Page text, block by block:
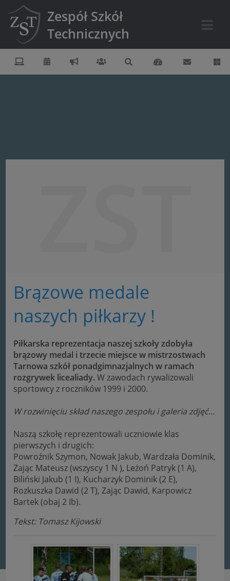
Zespół Szkół
Technicznych
Brązowe medale
naszych piłkarzy !
Piłkarska reprezentacja naszej szkoły zdobyła
brązowy medal i trzecie miejsce w mistrzostwach
Tarnowa szkół ponadgimnazjalnych w ramach
rozgrywek licealiady.W zawodach rywalizowali
sportowcy z roczników 1999 i 2000.
W rozwinięciu skład naszego zespołu i galeria zdjęć…
Naszą szkołę reprezentowali uczniowie klas
pierwszych i drugich:
Powroźnik Szymon, Nowak Jakub, Wardzała Dominik,
Zając Mateusz (wszyscy 1 N ), Leżoń Patryk (1 A),
Biliński Jakub (1 I), Kucharzyk Dominik (2 E),
Rozkuszka Dawid (2 T), Zając Dawid, Karpowicz
Bartek (obaj 2 Ib).
Tekst: Tomasz Kijowski